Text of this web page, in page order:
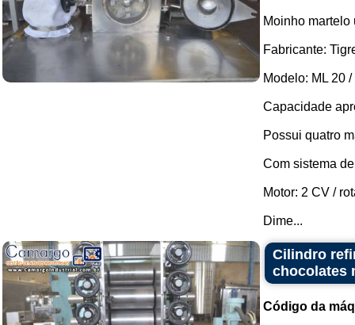
Moinho
Fabricante:
Modelo: ML 20 /
Capacidade
Possui quatro
Com sistema
Motor: 2 CV /
Dime...
Cilindro
chocolates
Código da